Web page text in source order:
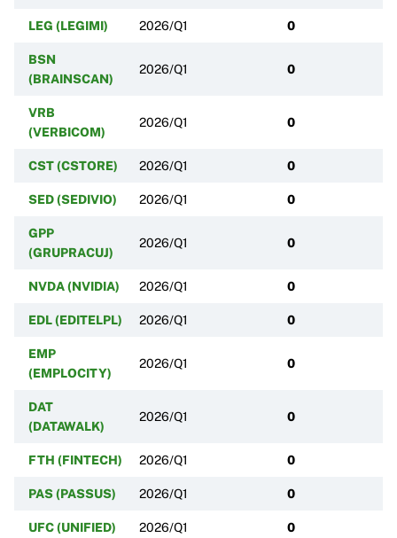
LEG (LEGIMI) 2026/Q1 0
BSN
(BRAINSCAN)
2026/Q1 0
VRB
(VERBICOM)
2026/Q1 0
CST (CSTORE) 2026/Q1 0
SED (SEDIVIO) 2026/Q1 0
GPP
(GRUPRACUJ)
2026/Q1 0
NVDA (NVIDIA) 2026/Q1 0
EDL (EDITELPL) 2026/Q1 0
EMP
(EMPLOCITY)
2026/Q1 0
DAT
(DATAWALK)
2026/Q1 0
FTH (FINTECH) 2026/Q1 0
PAS (PASSUS) 2026/Q1 0
UFC (UNIFIED) 2026/Q1 0